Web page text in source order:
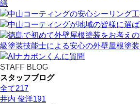
STAFF BLOG
スタッフブログ
全て217
井内 俊洋191